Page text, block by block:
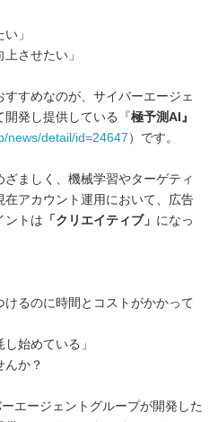
」
させたい」
すめなのが、サイバーエージェ
開発し提供している『極予測AI 』
news/detail/id=24647 ）です。
ましく、機械学習やターゲティ
在アカウント運用において、広告
ントは 「クリエイティブ」 になっ
けるのに時間とコストがかかって
始めている」
んか？
エージェントグループが開発した